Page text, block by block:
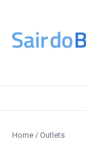
Home / Outlets